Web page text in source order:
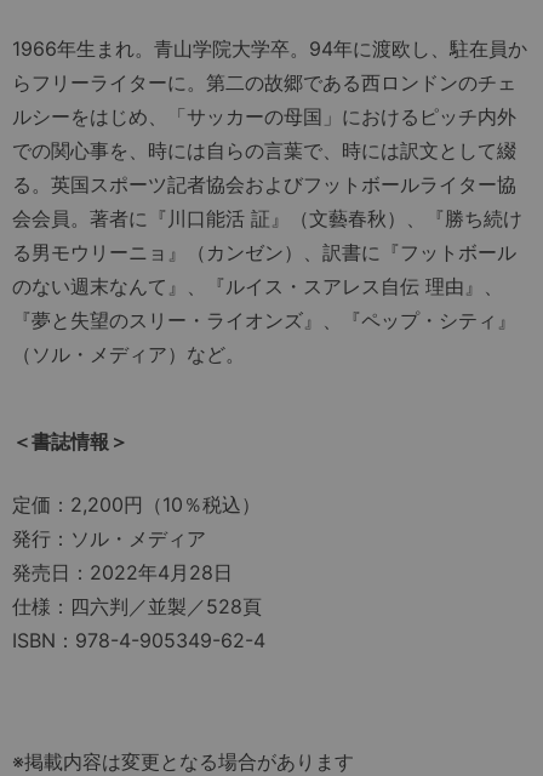
1966年生まれ。青山学院大学卒。94年に渡欧し、駐在員か
らフリーライターに。第二の故郷である西ロンドンのチェ
ルシーをはじめ、「サッカーの母国」におけるピッチ内外
での関心事を、時には自らの言葉で、時には訳文として綴
る。英国スポーツ記者協会およびフットボールライター協
会会員。著者に『川口能活 証』（文藝春秋）、『勝ち続け
る男モウリーニョ』（カンゼン）、訳書に『フットボール
のない週末なんて』、『ルイス・スアレス自伝 理由』、
『夢と失望のスリー・ライオンズ』、『ペップ・シティ』
（ソル・メディア）など。
＜書誌情報＞
定価：2,200円（10％税込）
発行：ソル・メディア
発売日：2022年4月28日
仕様：四六判／並製／528頁
ISBN：978-4-905349-62-4
※掲載内容は変更となる場合があります